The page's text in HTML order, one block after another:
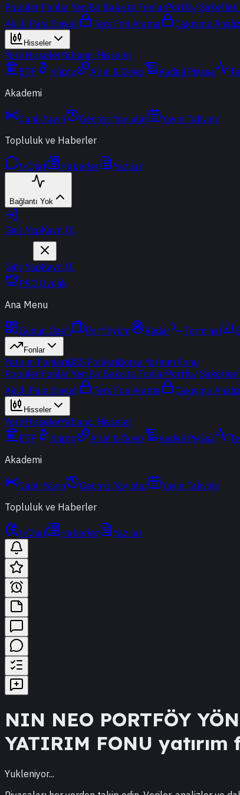
Popüler Fonlar YeniBir Bakışta FonlarPortföy Şirketleri
Akıllı Para Sinyali
Ters Fon Arama Çakışma
Hisseler
Yerli HisselerYabancı Hisseler
ETF
Kripto Altın & Döviz Vadeli Piyasa
Akademi
Canlı Yayın Geçmiş Yayınlar
Yayın Takvimi
Topluluk ve Haberler
t-Chat Haberler Yazılar
Bağlantı Yok
Giriş YapKayıt Ol
Giriş YapKayıt Ol
PRO Üyelik
Ana Menu
Günün Özeti Portföyüm Radar Terminal
Fonlar
Yatırım FonlarıBES FonlarıBorsa Yatırım Fonu
Popüler Fonlar YeniBir Bakışta FonlarPortföy Şirketleri
Akıllı Para Sinyali
Ters Fon Arama Çakışma
Hisseler
Yerli HisselerYabancı Hisseler
ETF
Kripto Altın & Döviz Vadeli Piyasa
Akademi
Canlı Yayın Geçmiş Yayınlar
Yayın Takvimi
Topluluk ve Haberler
t-Chat Haberler Yazılar
NIN NEO PORTFÖY
YATIRIM FONU
Yukleniyor...